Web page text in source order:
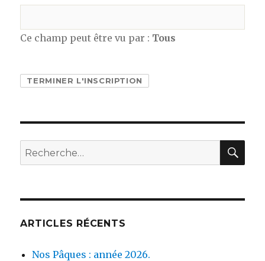
Ce champ peut être vu par : Tous
Recherche
pour :
ARTICLES RÉCENTS
Nos Pâques : année 2026.